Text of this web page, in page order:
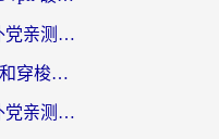
穿梭和海龟哪个好？海外党亲测回国加速器，附电脑免费VPN推荐
Quickback VPN好用吗？和穿梭VPN对比哪个回国效果更好？海外党必看的真实测评与选择指南
穿梭和快喵好用吗？海外党亲测3款回国加速器，附日本回国VPN避坑指南